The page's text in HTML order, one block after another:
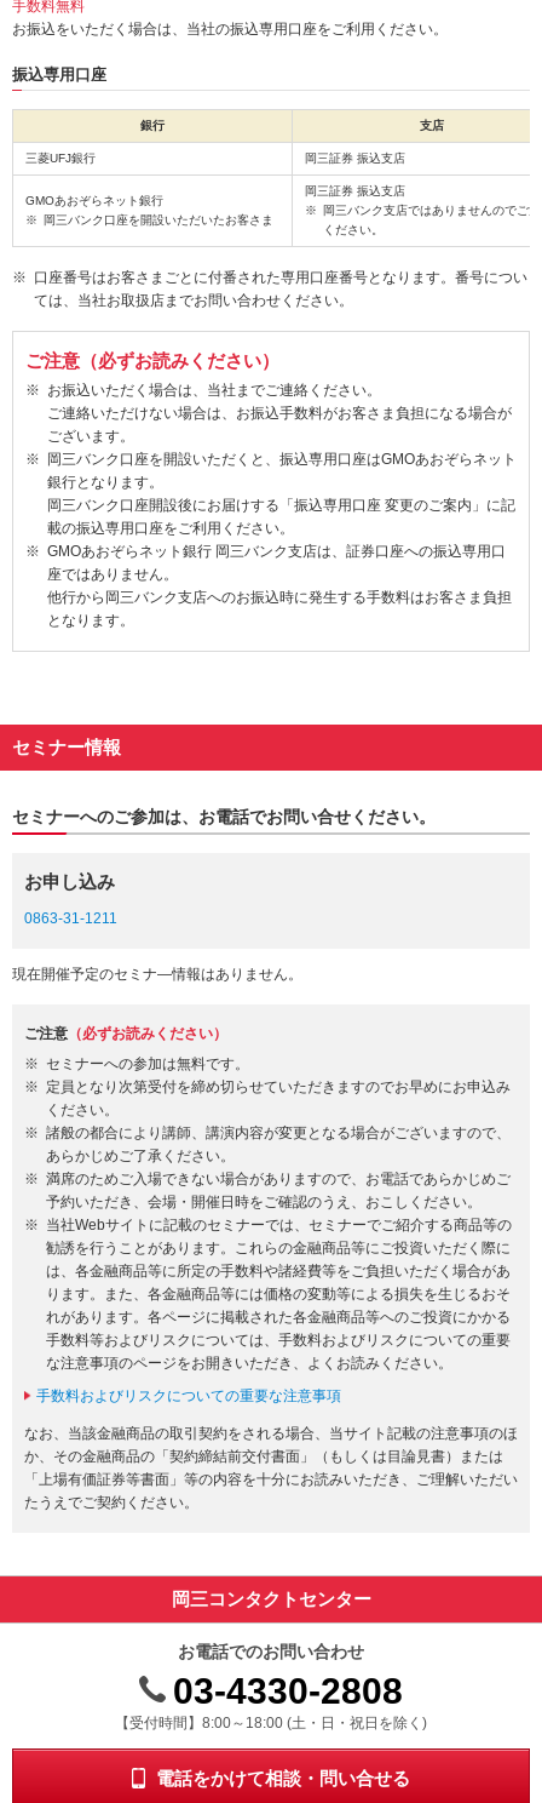
手数料無料
お振込をいただく場合は、当社の振込専用口座をご利用ください。
振込専用口座
銀行 支店
三菱UFJ銀行 岡三証券 振込支店
GMOあおぞらネット銀行
岡三バンク口座を開設いただいたお客さま
岡三証券 振込支店
岡三バンク支店ではありませんのでご
ください。
口座番号はお客さまごとに付番された専用口座番号となります。番号につい
ては、当社お取扱店までお問い合わせください。
ご注意（必ずお読みください）
お振込いただく場合は、当社までご連絡ください。
ご連絡いただけない場合は、お振込手数料がお客さま負担になる場合が
ございます。
岡三バンク口座を開設いただくと、振込専用口座はGMOあおぞらネット
銀行となります。
岡三バンク口座開設後にお届けする「振込専用口座 変更のご案内」に記
載の振込専用口座をご利用ください。
GMOあおぞらネット銀行 岡三バンク支店は、証券口座への振込専用口
座ではありません。
他行から岡三バンク支店へのお振込時に発生する手数料はお客さま負担
となります。
セミナー情報
セミナーへのご参加は、お電話でお問い合せください。
お申し込み
0863-31-1211
現在開催予定のセミナ―情報はありません。
ご注意 （必ずお読みください）
セミナーへの参加は無料です。
定員となり次第受付を締め切らせていただきますのでお早めにお申込み
ください。
諸般の都合により講師、講演内容が変更となる場合がございますので、
あらかじめご了承ください。
満席のためご入場できない場合がありますので、お電話であらかじめご
予約いただき、会場・開催日時をご確認のうえ、おこしください。
当社Webサイトに記載のセミナーでは、セミナーでご紹介する商品等の
勧誘を行うことがあります。これらの金融商品等にご投資いただく際に
は、各金融商品等に所定の手数料や諸経費等をご負担いただく場合があ
ります。また、各金融商品等には価格の変動等による損失を生じるおそ
れがあります。各ページに掲載された各金融商品等へのご投資にかかる
手数料等およびリスクについては、手数料およびリスクについての重要
な注意事項のページをお開きいただき、よくお読みください。
手数料およびリスクについての重要な注意事項
なお、当該金融商品の取引契約をされる場合、当サイト記載の注意事項のほ
か、その金融商品の「契約締結前交付書面」（もしくは目論見書）または
「上場有価証券等書面」等の内容を十分にお読みいただき、ご理解いただい
たうえでご契約ください。
岡三コンタクトセンター
お電話でのお問い合わせ
03-4330-2808
受付時間 8時から18時 ドニチシュクジツを除く
【受付時間】8:00～18:00 (土・日・祝日を除く)
電話をかけて相談・問い合せる